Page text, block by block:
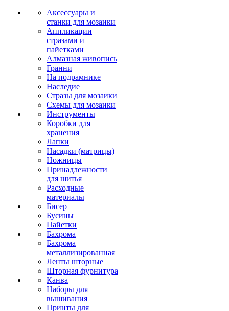
Аксессуары и
станки для мозаики
Аппликации
стразами и
пайетками
Алмазная живопись
Гранни
На подрамнике
Наследие
Стразы для мозаики
Схемы для мозаики
Инструменты
Коробки для
хранения
Лапки
Насадки (матрицы)
Ножницы
Принадлежности
для шитья
Расходные
материалы
Бисер
Бусины
Пайетки
Бахрома
Бахрома
металлизированная
Ленты шторные
Шторная фурнитура
Канва
Наборы для
вышивания
Принты для